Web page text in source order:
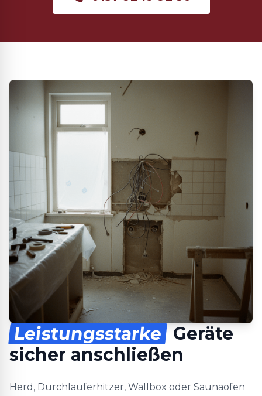
Leistungsstarke Geräte
sicher anschließen
Herd, Durchlauferhitzer, Wallbox oder Saunaofen